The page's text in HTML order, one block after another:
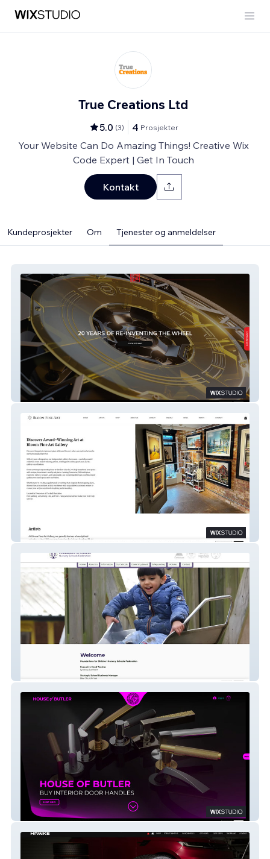
True Creations Ltd
5.0 (3) 4 Prosjekter
Your Website Can Do Amazing Things! Creative Wix
Code Expert | Get In Touch
Kontakt
Kundeprosjekter Om Tjenester og anmeldelser
Sixonetwo Limited
Bloom Fine Art
FFCN Schools Federation
House Of Butler